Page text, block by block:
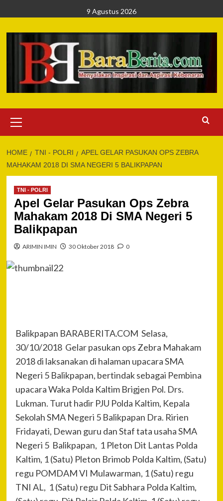
to
content
9 Agustus 2026
Menu
HOME TNI - POLRI
APEL GELAR PASUKAN OPS ZEBRA
MAHAKAM 2018 DI SMA NEGERI 5 BALIKPAPAN
TNI - POLRI
Apel Gelar Pasukan Ops Zebra
Mahakam 2018 Di SMA Negeri 5
Balikpapan
ARIMIN IMIN 30 Oktober 2018 0
Balikpapan BARABERITA.COM Selasa,
30/10/2018 Gelar pasukan ops Zebra Mahakam
2018 di laksanakan di halaman upacara SMA
Negeri 5 Balikpapan, bertindak sebagai Pembina
upacara Waka Polda Kaltim Brigjen Pol. Drs.
Lukman. Turut hadir PJU Polda Kaltim, Kepala
Sekolah SMA Negeri 5 Balikpapan Dra. Ririen
Fridayati, Dewan guru dan Staf tata usaha SMA
Negeri 5 Balikpapan, 1 Pleton Dit Lantas Polda
Kaltim, 1 (Satu) Pleton Brimob Polda Kaltim, (Satu)
regu POMDAM VI Mulawarman, 1 (Satu) regu
TNI AL, 1 (Satu) regu Dit Sabhara Polda Kaltim,